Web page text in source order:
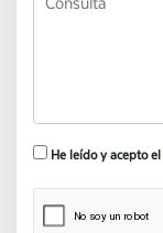
He leído y acepto el